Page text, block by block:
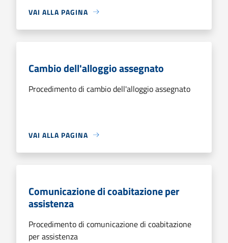
VAI ALLA PAGINA
Cambio dell'alloggio assegnato
Procedimento di cambio dell'alloggio assegnato
VAI ALLA PAGINA
Comunicazione di coabitazione per
assistenza
Procedimento di comunicazione di coabitazione
per assistenza